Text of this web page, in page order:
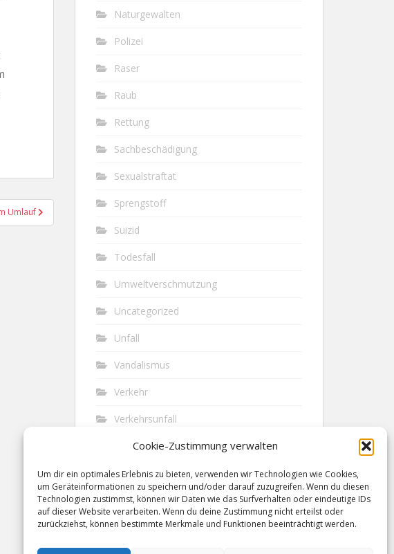
Cookie-Zustimmung verwalten
Um dir ein optimales Erlebnis zu bieten, verwenden wir Technologien wie Cookies,
um Geräteinformationen zu speichern und/oder darauf zuzugreifen. Wenn du diesen
Technologien zustimmst, können wir Daten wie das Surfverhalten oder eindeutige IDs
auf dieser Website verarbeiten. Wenn du deine Zustimmung nicht erteilst oder
zurückziehst, können bestimmte Merkmale und Funktionen beeinträchtigt werden.
Umlauf
Naturgewalten
Polizei
Raser
Raub
Rettung
Sachbeschädigung
Sexualstraftat
Sprengstoff
Suizid
Todesfall
Umweltverschmutzung
Uncategorized
Unfall
Vandalismus
Verkehr
Verkehrsunfall
Vermisst
Waffen
Wilderei